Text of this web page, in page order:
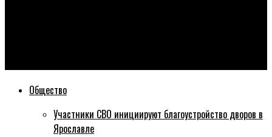
Общество
Участники СВО инициируют благоустройство дворов в
Ярославле